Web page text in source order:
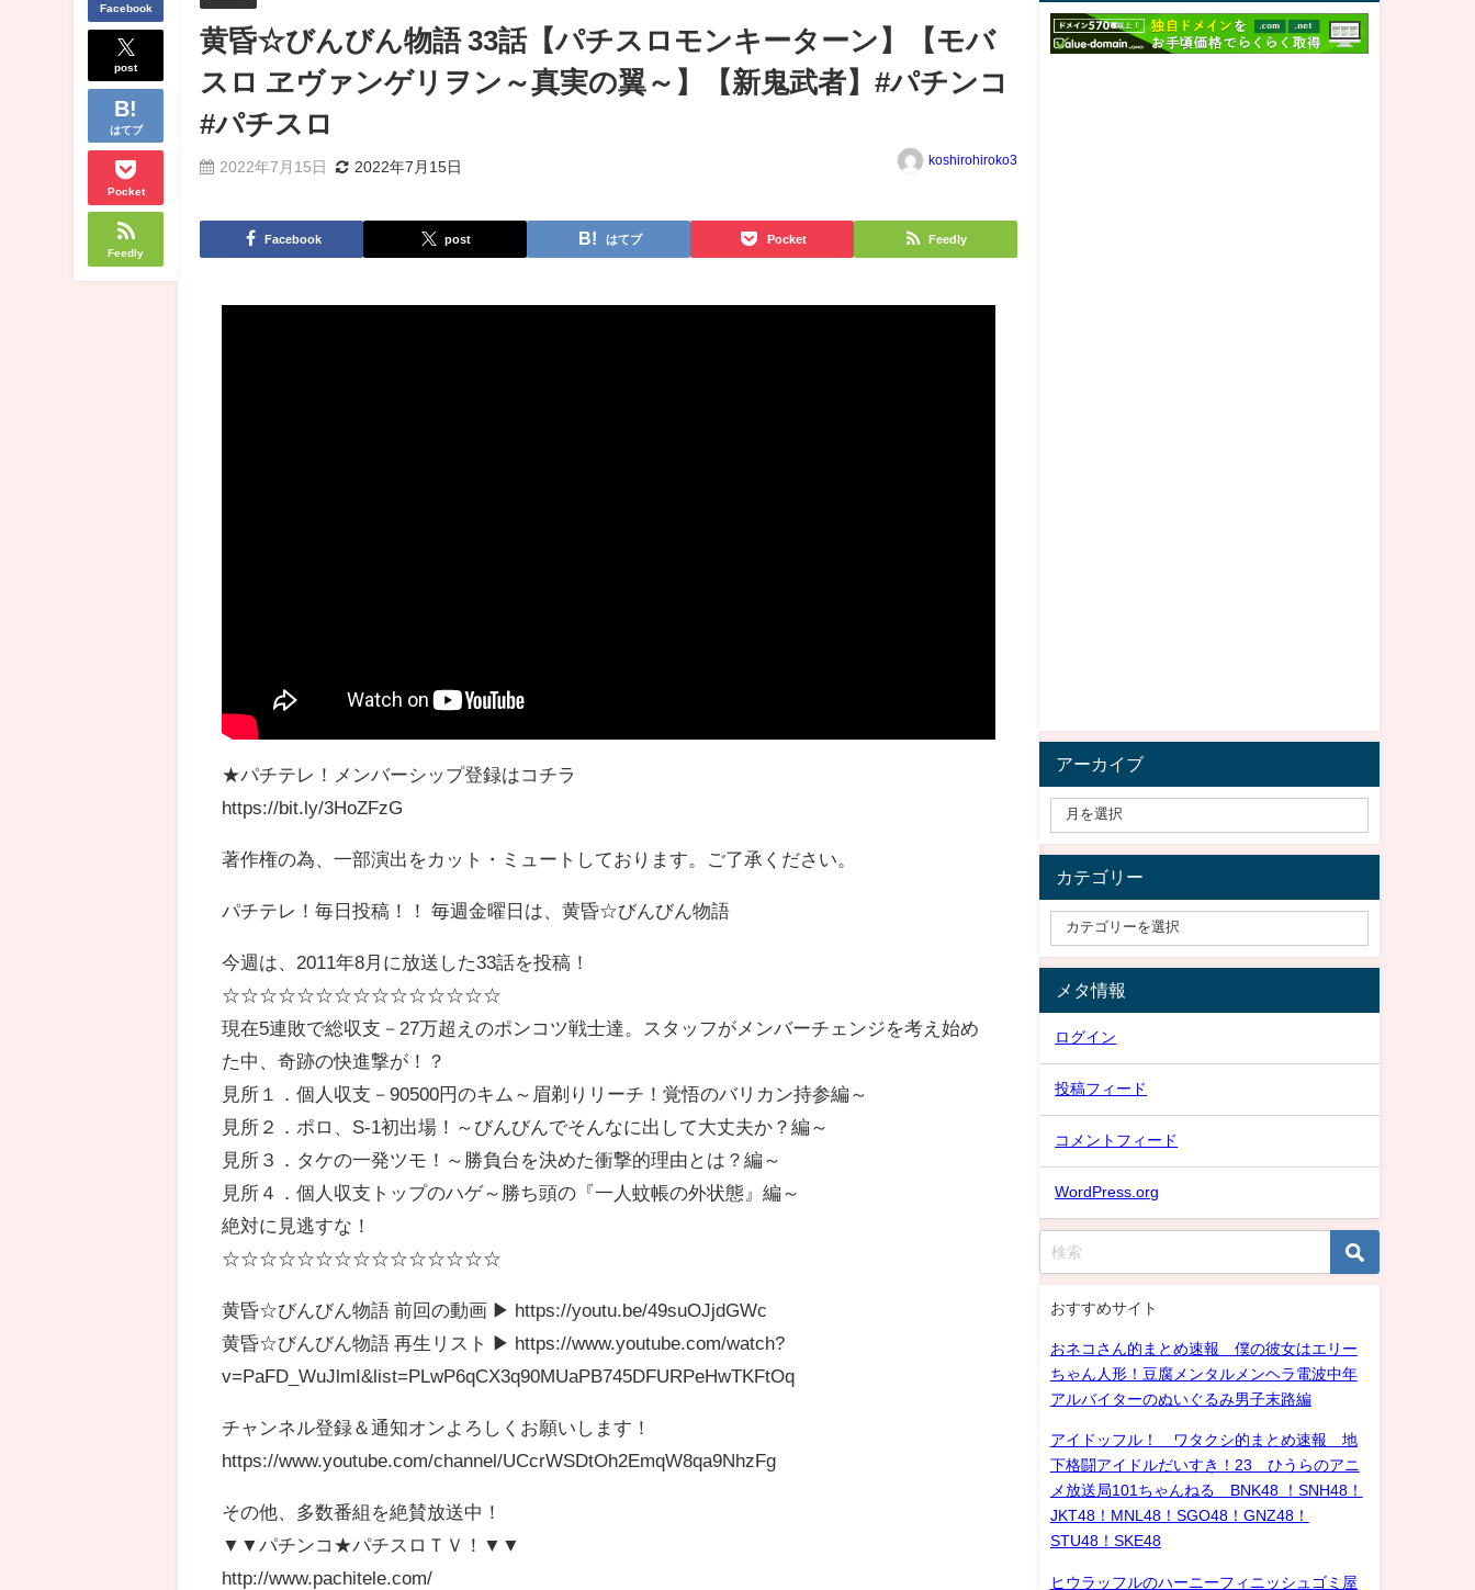
Facebook
post
はてブ
Pocket
Feedly
黄昏☆びんびん物語 33話【パチスロモンキーターン】【モバ
スロ ヱヴァンゲリヲン～真実の翼～】【新鬼武者】#パチンコ
#パチスロ
2022年7月15日 2022年7月15日 koshirohiroko3
Facebook post はてブ Pocket Feedly
★パチテレ！メンバーシップ登録はコチラ
https://bit.ly/3HoZFzG
著作権の為、一部演出をカット・ミュートしております。ご了承ください。
パチテレ！毎日投稿！！ 毎週金曜日は、黄昏☆びんびん物語
今週は、2011年8月に放送した33話を投稿！
☆☆☆☆☆☆☆☆☆☆☆☆☆☆☆
現在5連敗で総収支－27万超えのポンコツ戦士達。スタッフがメンバーチェンジを考え始め
た中、奇跡の快進撃が！？
見所１．個人収支－90500円のキム～眉剃りリーチ！覚悟のバリカン持参編～
見所２．ポロ、S-1初出場！～びんびんでそんなに出して大丈夫か？編～
見所３．タケの一発ツモ！～勝負台を決めた衝撃的理由とは？編～
見所４．個人収支トップのハゲ～勝ち頭の『一人蚊帳の外状態』編～
絶対に見逃すな！
☆☆☆☆☆☆☆☆☆☆☆☆☆☆☆
黄昏☆びんびん物語 前回の動画 ▶ https://youtu.be/49suOJjdGWc
黄昏☆びんびん物語 再生リスト ▶ https://www.youtube.com/watch?
v=PaFD_WuJlmI&list=PLwP6qCX3q90MUaPB745DFURPeHwTKFtOq
チャンネル登録＆通知オンよろしくお願いします！
https://www.youtube.com/channel/UCcrWSDtOh2EmqW8qa9NhzFg
その他、多数番組を絶賛放送中！
▼▼パチンコ★パチスロＴＶ！▼▼
http://www.pachitele.com/
アーカイブ
カテゴリー
メタ情報
ログイン
投稿フィード
コメントフィード
WordPress.org
おすすめサイト
おネコさん的まとめ速報 僕の彼女はエリー
ちゃん人形！豆腐メンタルメンヘラ電波中年
アルバイターのぬいぐるみ男子末路編
アイドッフル！ ワタクシ的まとめ速報 地
下格闘アイドルだいすき！23 ひうらのアニ
メ放送局101ちゃんねる BNK48 ！SNH48！
JKT48！MNL48！SGO48！GNZ48！
STU48！SKE48
ヒウラッフルのハーニーフィニッシュゴミ屋